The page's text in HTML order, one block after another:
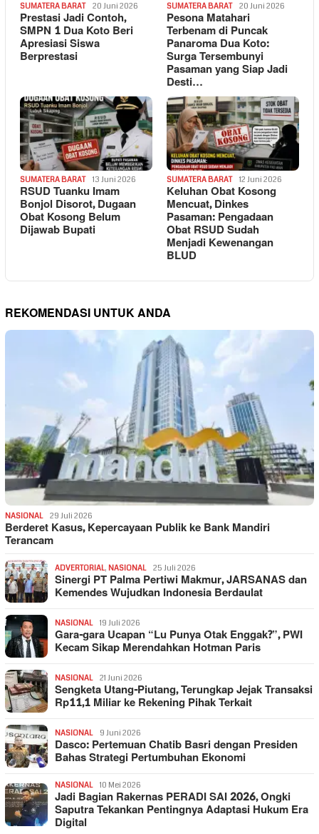
SUMATERA BARAT 20 Juni 2026
Prestasi Jadi Contoh,
SMPN 1 Dua Koto Beri
Apresiasi Siswa
Berprestasi
SUMATERA BARAT 20 Juni 2026
Pesona Matahari
Terbenam di Puncak
Panaroma Dua Koto:
Surga Tersembunyi
Pasaman yang Siap Jadi
Desti…
SUMATERA BARAT 13 Juni 2026
RSUD Tuanku Imam
Bonjol Disorot, Dugaan
Obat Kosong Belum
Dijawab Bupati
SUMATERA BARAT 12 Juni 2026
Keluhan Obat Kosong
Mencuat, Dinkes
Pasaman: Pengadaan
Obat RSUD Sudah
Menjadi Kewenangan
BLUD
REKOMENDASI UNTUK ANDA
NASIONAL 29 Juli 2026
Berderet Kasus, Kepercayaan Publik ke Bank Mandiri
Terancam
ADVERTORIAL, NASIONAL 25 Juli 2026
Sinergi PT Palma Pertiwi Makmur, JARSANAS dan
Kemendes Wujudkan Indonesia Berdaulat
NASIONAL 19 Juli 2026
Gara-gara Ucapan “Lu Punya Otak Enggak?”, PWI
Kecam Sikap Merendahkan Hotman Paris
NASIONAL 21 Juni 2026
Sengketa Utang-Piutang, Terungkap Jejak Transaksi
Rp11,1 Miliar ke Rekening Pihak Terkait
NASIONAL 9 Juni 2026
Dasco: Pertemuan Chatib Basri dengan Presiden
Bahas Strategi Pertumbuhan Ekonomi
NASIONAL 10 Mei 2026
Jadi Bagian Rakernas PERADI SAI 2026, Ongki
Saputra Tekankan Pentingnya Adaptasi Hukum Era
Digital